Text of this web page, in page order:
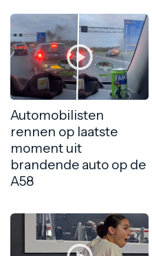
Automobilisten
rennen op laatste
moment uit
brandende auto op de
A58